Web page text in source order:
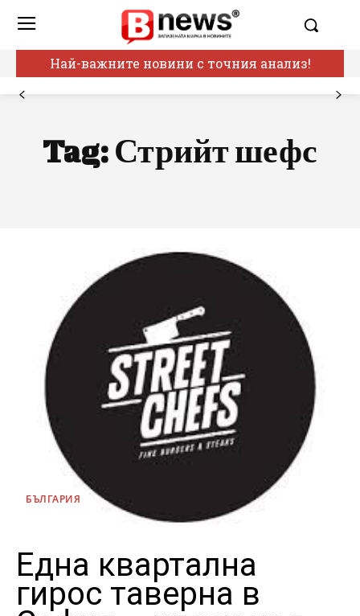
Най-важните новини с точния анализ!
Tag: Стрийт шефс
БЪЛГАРИЯ
Една квартална
гирос таверна в